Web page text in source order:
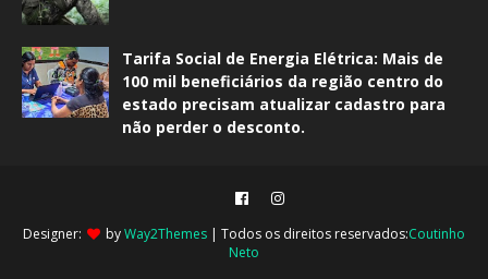
Tarifa Social de Energia Elétrica: Mais de
100 mil beneficiários da região centro do
estado precisam atualizar cadastro para
não perder o desconto.
Designer: byWay2Themes | Todos os direitos reservados:Coutinho
Neto